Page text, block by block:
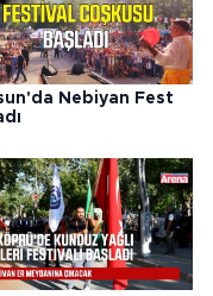
Nebiyan Fest